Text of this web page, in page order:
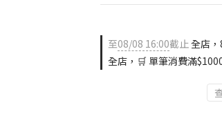
至08/08 16:00截止全店
全店，🛒 單筆消費滿